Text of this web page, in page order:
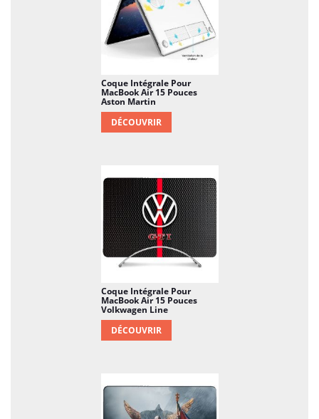
Coque Intégrale Pour
MacBook Air 15 Pouces
Aston Martin
DÉCOUVRIR
Coque Intégrale Pour
MacBook Air 15 Pouces
Volkwagen Line
DÉCOUVRIR